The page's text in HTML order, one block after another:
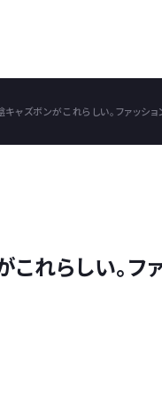
キャズボンがこれらしい。ファッシ
れらしい。フ